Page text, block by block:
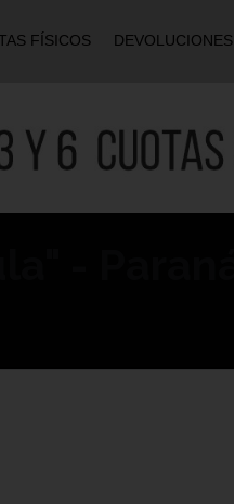
FÍSICOS DEVOLUCIONES